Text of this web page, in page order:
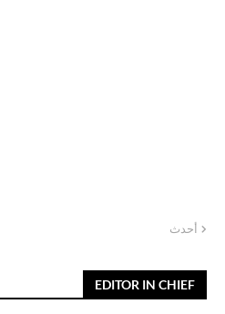
أحدث
EDITOR IN CHIEF